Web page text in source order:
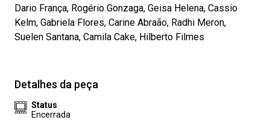
Dario França, Rogério Gonzaga, Geisa Helena, Cassio
Kelm, Gabriela Flores, Carine Abraão, Radhi Meron,
Suelen Santana, Camila Cake, Hilberto Filmes
Detalhes da peça
Status
Encerrada